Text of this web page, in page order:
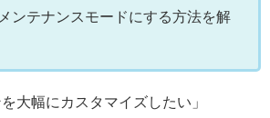
ンテナンスモードにする方法を解
大幅にカスタマイズしたい」